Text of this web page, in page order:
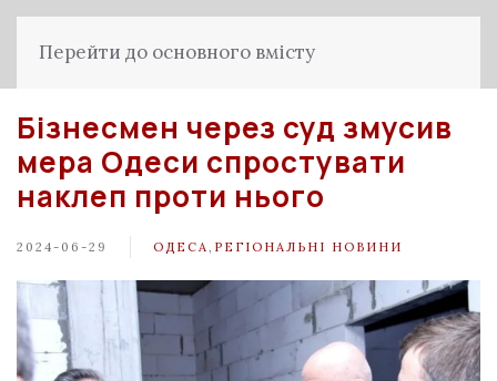
Перейти до основного вмісту
Бізнесмен через суд змусив
мера Одеси спростувати
наклеп проти нього
2024-06-29 ОДЕСА РЕГІОНАЛЬНІ НОВИНИ